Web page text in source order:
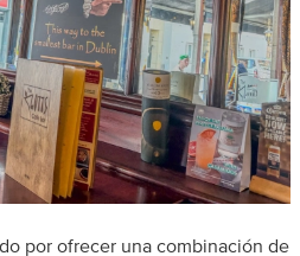
por ofrecer una combinación de